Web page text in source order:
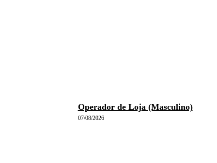
Operador de Loja (Masculino)
07/08/2026